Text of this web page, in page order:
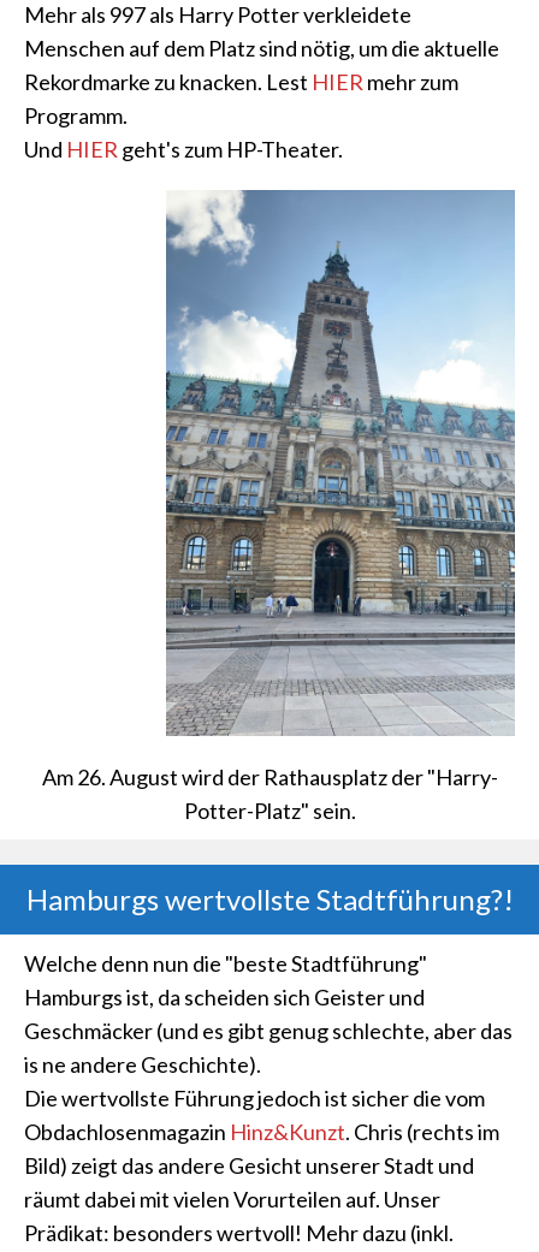
Mehr als 997 als Harry Potter verkleidete
Menschen auf dem Platz sind nötig, um die aktuelle
Rekordmarke zu knacken. Lest HIER mehr zum
Programm.
Und HIER geht's zum HP-Theater.
Am 26. August wird der Rathausplatz der "Harry-
Potter-Platz" sein.
Hamburgs wertvollste Stadtführung?!
Welche denn nun die "beste Stadtführung"
Hamburgs ist, da scheiden sich Geister und
Geschmäcker (und es gibt genug schlechte, aber das
is ne andere Geschichte).
Die wertvollste Führung jedoch ist sicher die vom
Obdachlosenmagazin Hinz&Kunzt. Chris (rechts im
Bild) zeigt das andere Gesicht unserer Stadt und
räumt dabei mit vielen Vorurteilen auf. Unser
Prädikat: besonders wertvoll! Mehr dazu (inkl.